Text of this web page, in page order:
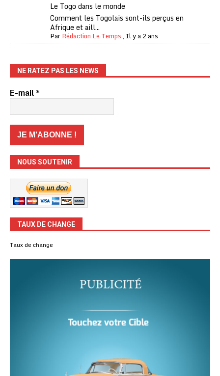
Le Togo dans le monde
Comment les Togolais sont-ils perçus en
Afrique et aill...
ParRédaction Le Temps, Il y a 2 ans
NE RATEZ PAS LES NEWS
E-mail*
NOUS SOUTENIR
TAUX DE CHANGE
Taux de change